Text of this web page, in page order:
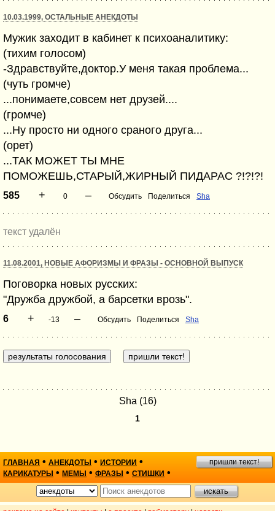
10.03.1999, ОСТАЛЬНЫЕ АНЕКДОТЫ
Мужик заходит в кабинет к психоаналитику:
(тихим голосом)
-Здравствуйте,доктор.У меня такая проблема...
(чуть громче)
...понимаете,совсем нет друзей....
(громче)
...Ну просто ни одного сраного друга...
(орет)
...ТАК МОЖЕТ ТЫ МНЕ
ПОМОЖЕШЬ,СТАРЫЙ,ЖИРНЫЙ ПИДАРАС ?!?!?!
585 + 0 – Обсудить Поделиться Sha
текст удалён
11.08.2001, НОВЫЕ АФОРИЗМЫ И ФРАЗЫ - ОСНОВНОЙ ВЫПУСК
Поговорка новых русских:
"Дружба дружбой, а барсетки врозь".
6 + -13 – Обсудить Поделиться Sha
Sha (16)
1
ГЛАВНАЯ • АНЕКДОТЫ • ИСТОРИИ •
КАРИКАТУРЫ • МЕМЫ • ФРАЗЫ • СТИШКИ •
пришли текст!